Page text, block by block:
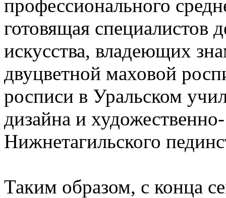
профессионального
готовящая специалистов
искусства, владеющих
двуцветной маховой
росписи в Уральском
дизайна и
Нижнетагильского
Таким образом, с конца